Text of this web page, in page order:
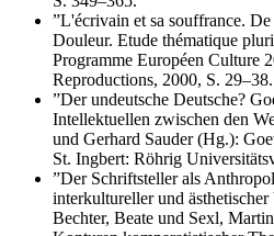
”L'écrivain et sa souffrance.
Douleur. Etude thématique
Programme Européen Culture
Reproductions, 2000, S. 29–38.
”Der undeutsche Deutsche?
Intellektuellen zwischen den
und Gerhard Sauder (Hg.):
St. Ingbert: Röhrig
”Der Schriftsteller als
interkultureller und
Bechter, Beate und Sexl,